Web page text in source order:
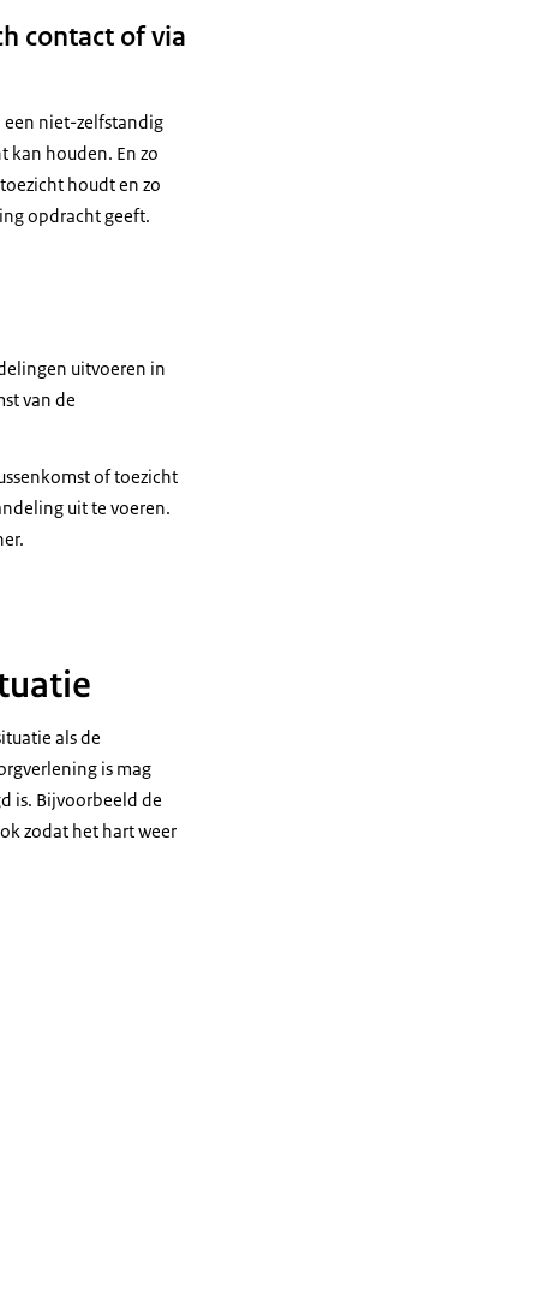
contact of via
een niet-zelfstandig
kan houden. En zo
houdt en zo
opdracht geeft.
uitvoeren in
van de
of toezicht
uit te voeren.
als de
is mag
is. Bijvoorbeeld de
zodat het hart weer